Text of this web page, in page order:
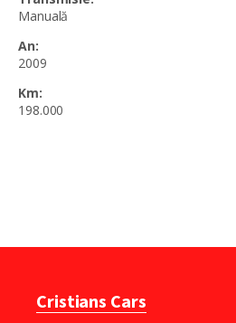
Manuală
An:
2009
Km:
198.000
Cristians Cars